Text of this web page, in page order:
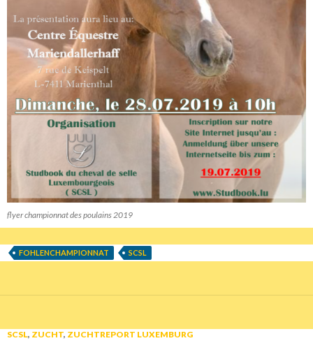
flyer championnat des poulains 2019
FOHLENCHAMPIONNAT SCSL
SCSL, ZUCHT, ZUCHTREPORT LUXEMBURG